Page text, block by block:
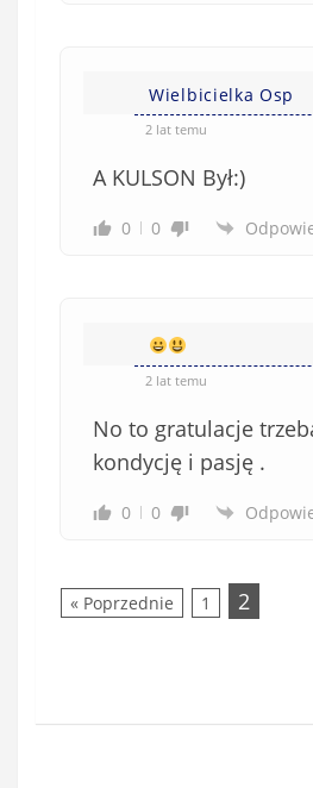
Wielbicielka Osp
2 lat temu
A KULSON Był:)
0 0
2 lat temu
No to gratulacje
kondycję i pasję .
0 0
« Poprzednie 1 2